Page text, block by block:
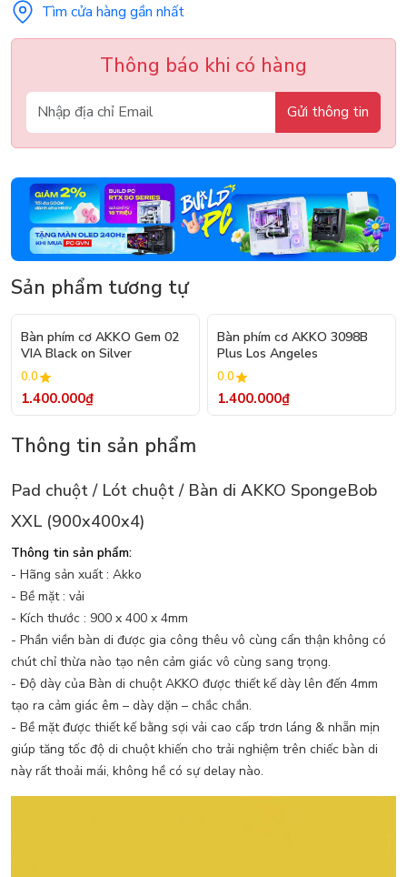
Tìm cửa hàng gần nhất
Thông báo khi có hàng
Gửi thông tin
Sản phẩm tương tự
Bàn phím cơ AKKO Gem 02
VIA Black on Silver
0.0
1.400.000₫
Bàn phím cơ AKKO 3098B
Plus Los Angeles
0.0
1.400.000₫
Thông tin sản phẩm
Pad chuột / Lót chuột / Bàn di AKKO SpongeBob
XXL (900x400x4)
Thông tin sản phẩm:
- Hãng sản xuất : Akko
- Bề mặt : vải
- Kích thước : 900 x 400 x 4mm
- Phần viền bàn di được gia công thêu vô cùng cẩn thận không có
chút chỉ thừa nào tạo nên cảm giác vô cùng sang trọng.
- Độ dày của Bàn di chuột AKKO được thiết kế dày lên đến 4mm
tạo ra cảm giác êm – dày dặn – chắc chắn.
- Bề mặt được thiết kế bằng sợi vải cao cấp trơn láng & nhẵn mịn
giúp tăng tốc độ di chuột khiến cho trải nghiệm trên chiếc bàn di
này rất thoải mái, không hề có sự delay nào.